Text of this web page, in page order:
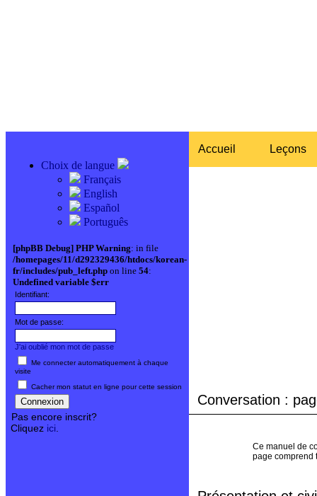
Choix de langue
Français
English
Español
Português
[phpBB Debug] PHP Warning: in file
/homepages/11/d292329436/htdocs/korean-
fr/includes/pub_left.php on line 54:
Undefined variable $err
Identifiant:
Mot de passe:
J'ai oublié mon mot de passe
Me connecter automatiquement à chaque
visite
Cacher mon statut en ligne pour cette session
Pas encore inscrit?
Cliquez ici
Accueil Leçons
Conversation :
Ce manuel de
page comprend